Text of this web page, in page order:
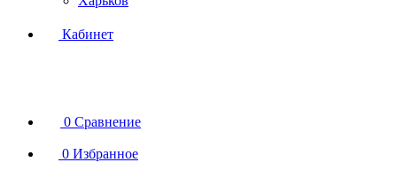
Кабинет
0 Сравнение
0 Избранное